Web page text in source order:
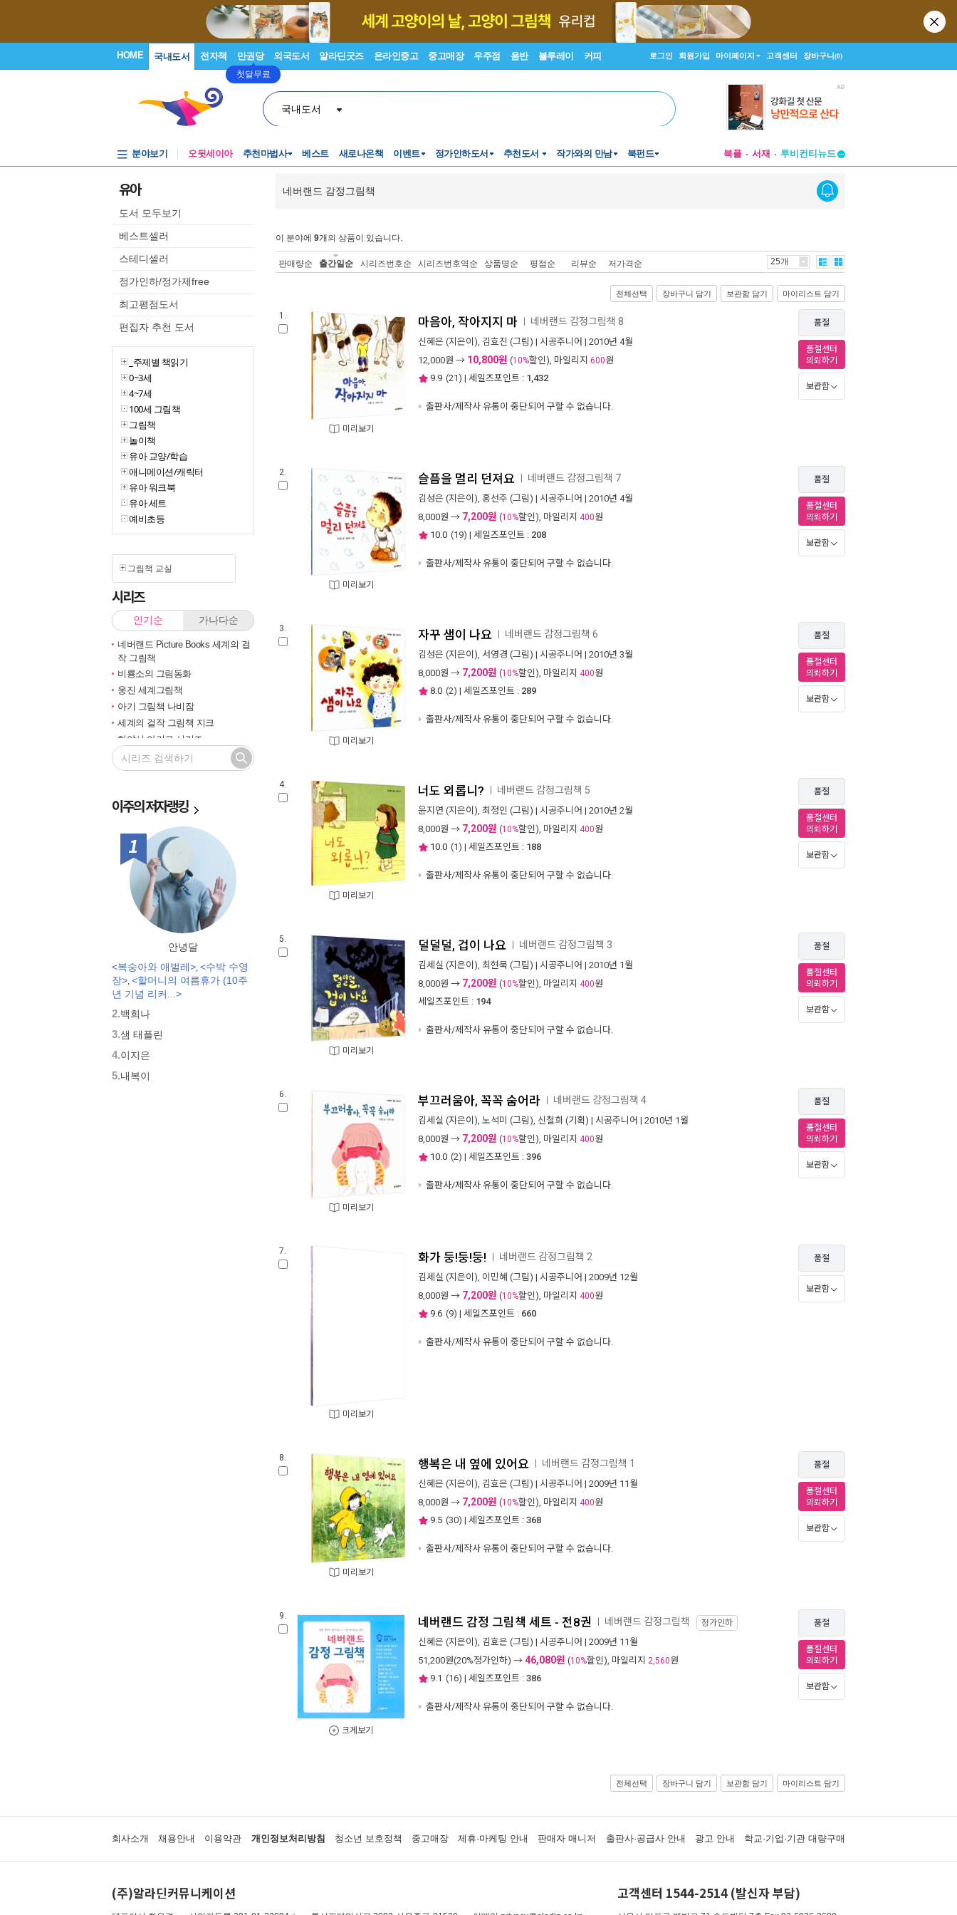
HOME 국내도서 전자책 만권당
첫달무료
외국도서 알라딘굿즈 온라인중고 중고매장 우주점 음반 블루레이 커피 로그인 회원가입 마이페이지 고객센터 장바구니(0)
국내도서
분야보기 오뒷세이아 추천마법사 베스트 새로나온책 이벤트 정가인하도서 추천도서 작가와의 만남 북펀드 북플 서재
투비컨티뉴드
투비컨티뉴드
유아
도서 모두보기
베스트셀러
스테디셀러
정가인하/정가제free
최고평점도서
편집자 추천 도서
_주제별 책읽기
0~3세
4~7세
100세 그림책
그림책
놀이책
유아 교양/학습
애니메이션/캐릭터
유아 워크북
유아 세트
예비초등
그림책 교실
시리즈
인기순 가나다순
네버랜드 Picture Books 세계의 걸
작 그림책
비룡소의 그림동화
웅진 세계그림책
아기 그림책 나비잠
세계의 걸작 그림책 지크
하야시 아키코 시리즈
길벗 기적의 학습법
마루벌의 좋은 그림책
민들레 그림책
비룡소 창작그림책
전통문화 그림책 솔거나라
베틀북 그림책
그림책은 내 친구
미래그림책
비룡소 전래동화
도토리 계절 그림책
옛이야기 그림책 까치호랑이
모두가 친구
벨 이마주
네버랜드 우리 걸작 그림책
비룡소 아기 그림책
세밀화로 그린 보리 아기그림책
붙여도 붙여도 스티커왕
국시꼬랭이 동네
블루래빗 첫 두뇌 계발 그림책
네버랜드 첫 명화 그림책
코끼리와 꿀꿀이
이주의저자랭킹
1위
안녕달
<복숭아와 애벌레>, <수박 수영
장>, <할머니의 여름휴가 (10주
년 기념 리커...>
2.백희나
3.샘 태플린
4.이지은
5.내복이
네버랜드 감정그림책
이 분야에 9개의 상품이 있습니다.
판매량순 출간일순 시리즈번호순 시리즈번호역순 상품명순 평점순 리뷰순 저가격순 25개
전체선택 장바구니 담기 보관함 담기 마이리스트 담기
1.
미리보기
마음아, 작아지지 마 네버랜드 감정그림책 8
신혜은 (지은이), 김효진 (그림) | 시공주니어 | 2010년 4월
12,000원 → 10,800원 (10%할인), 마일리지 600원
9.9 (21) | 세일즈포인트 : 1,432
출판사/제작사 유통이 중단되어 구할 수 없습니다.
품절
품절센터
의뢰하기
보관함
2.
미리보기
슬픔을 멀리 던져요 네버랜드 감정그림책 7
김성은 (지은이), 홍선주 (그림) | 시공주니어 | 2010년 4월
8,000원 → 7,200원 (10%할인), 마일리지 400원
10.0 (19) | 세일즈포인트 : 208
출판사/제작사 유통이 중단되어 구할 수 없습니다.
품절
품절센터
의뢰하기
보관함
3.
미리보기
자꾸 샘이 나요 네버랜드 감정그림책 6
김성은 (지은이), 서영경 (그림) | 시공주니어 | 2010년 3월
8,000원 → 7,200원 (10%할인), 마일리지 400원
8.0 (2) | 세일즈포인트 : 289
출판사/제작사 유통이 중단되어 구할 수 없습니다.
품절
품절센터
의뢰하기
보관함
4.
미리보기
너도 외롭니? 네버랜드 감정그림책 5
윤지연 (지은이), 최정인 (그림) | 시공주니어 | 2010년 2월
8,000원 → 7,200원 (10%할인), 마일리지 400원
10.0 (1) | 세일즈포인트 : 188
출판사/제작사 유통이 중단되어 구할 수 없습니다.
품절
품절센터
의뢰하기
보관함
5.
미리보기
덜덜덜, 겁이 나요 네버랜드 감정그림책 3
김세실 (지은이), 최현묵 (그림) | 시공주니어 | 2010년 1월
8,000원 → 7,200원 (10%할인), 마일리지 400원
세일즈포인트 : 194
출판사/제작사 유통이 중단되어 구할 수 없습니다.
품절
품절센터
의뢰하기
보관함
6.
미리보기
부끄러움아, 꼭꼭 숨어라 네버랜드 감정그림책 4
김세실 (지은이), 노석미 (그림), 신철희 (기획) | 시공주니어 | 2010년 1월
8,000원 → 7,200원 (10%할인), 마일리지 400원
10.0 (2) | 세일즈포인트 : 396
출판사/제작사 유통이 중단되어 구할 수 없습니다.
품절
품절센터
의뢰하기
보관함
7.
미리보기
화가 둥!둥!둥! 네버랜드 감정그림책 2
김세실 (지은이), 이민혜 (그림) | 시공주니어 | 2009년 12월
8,000원 → 7,200원 (10%할인), 마일리지 400원
9.6 (9) | 세일즈포인트 : 660
출판사/제작사 유통이 중단되어 구할 수 없습니다.
품절
보관함
8.
미리보기
행복은 내 옆에 있어요 네버랜드 감정그림책 1
신혜은 (지은이), 김효은 (그림) | 시공주니어 | 2009년 11월
8,000원 → 7,200원 (10%할인), 마일리지 400원
9.5 (30) | 세일즈포인트 : 368
출판사/제작사 유통이 중단되어 구할 수 없습니다.
품절
품절센터
의뢰하기
보관함
9.
크게보기
네버랜드 감정 그림책 세트 - 전8권 네버랜드 감정그림책 정가인하
신혜은 (지은이), 김효은 (그림) | 시공주니어 | 2009년 11월
51,200원(20%정가인하) → 46,080원 (10%할인), 마일리지 2,560원
9.1 (16) | 세일즈포인트 : 386
출판사/제작사 유통이 중단되어 구할 수 없습니다.
품절
품절센터
의뢰하기
보관함
전체선택 장바구니 담기 보관함 담기 마이리스트 담기
회사소개 채용안내 이용약관 개인정보처리방침 청소년 보호정책 중고매장 제휴·마케팅 안내 판매자 매니저 출판사·공급사 안내 광고 안내 학교·기업·기관 대량구매
(주)알라딘커뮤니케이션 고객센터 1544-2514 (발신자 부담)